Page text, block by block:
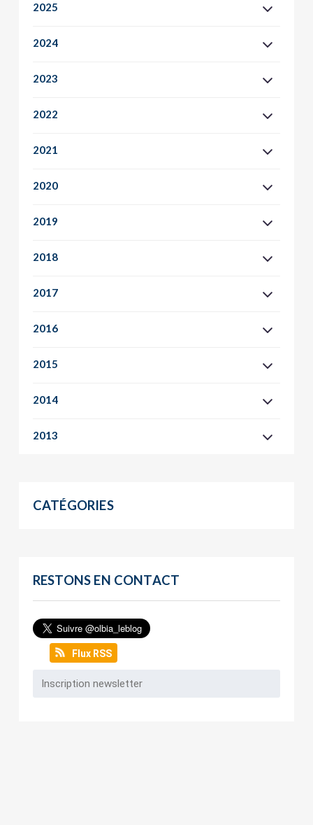
2025
2024
2023
2022
2021
2020
2019
2018
2017
2016
2015
2014
2013
CATÉGORIES
RESTONS EN CONTACT
Flux RSS